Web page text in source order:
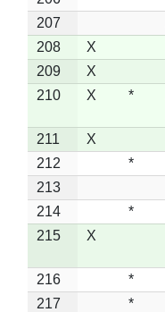
207
208
X
209
X
210
X *
211
X
212
*
213
214
*
215
X
216
*
217
*